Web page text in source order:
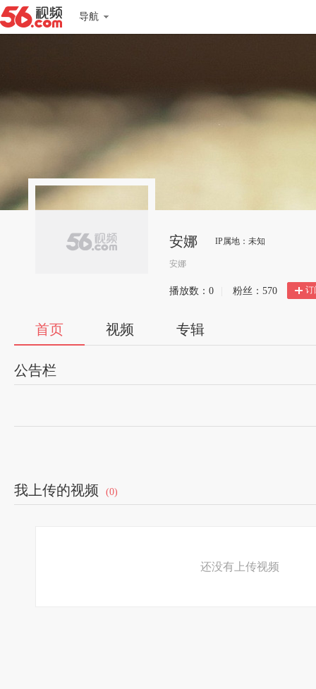
导航
安娜 IP属地：未知
安娜
播放数： 0 粉丝： 570 订
首页 视频 专辑
公告栏
我上传的视频 (0)
还没有上传视频